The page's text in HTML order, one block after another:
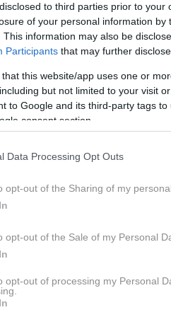
to third parties prior to
of your personal information by
This information may also be
Participants that may further
that this website/app uses one or
but not limited to your visit
to Google and its third-party tags
consent section.
Data Processing Opt Outs
opt-out of the Sharing of my
opt-out of the Sale of my Personal
opt-out of processing my Personal
si tudi, da bi bila
ki hitro "potolažijo"
Ti izdelki so
- in že so nared za
na takih izdelkih.
Testirali so 36 različnih
oceno dobro ali zelo dobro
sporni oziroma
nevarne sestavine.